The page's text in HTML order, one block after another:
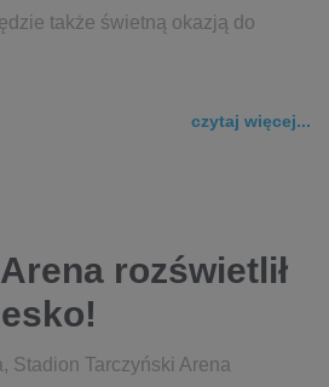
także świetną okazją do
czytaj więcej...
rozświetlił
Stadion Tarczyński Arena